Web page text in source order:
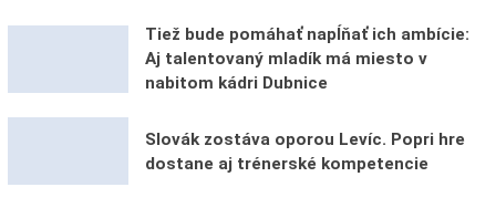
Tiež bude pomáhať napĺňať ich ambície:
Aj talentovaný mladík má miesto v
nabitom kádri Dubnice
Slovák zostáva oporou Levíc. Popri hre
dostane aj trénerské kompetencie